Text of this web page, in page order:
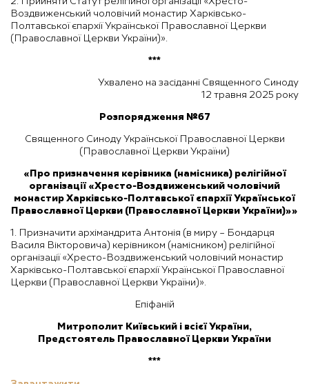
Воздвиженський чоловічий монастир Харківсько-
Полтавської єпархії Української Православної Церкви
(Православної Церкви України)».
***
Ухвалено на засіданні Священного Синоду
12 травня 2025 року
Розпорядження №67
Священного Синоду Української Православної Церкви
(Православної Церкви України)
« Про призначення керівника (намісника) релігійної
організації «Хресто-Воздвиженський чоловічий
монастир Харківсько-Полтавської єпархії Української
Православної Церкви (Православної Церкви України)»»
1. Призначити архімандрита Антонія (в миру – Бондарця
Василя Вікторовича) керівником (намісником) релігійної
організації «Хресто-Воздвиженський чоловічий монастир
Харківсько-Полтавської єпархії Української Православної
Церкви (Православної Церкви України)».
Епіфаній
Митрополит Київський і всієї України,
Предстоятель Православної Церкви України
***